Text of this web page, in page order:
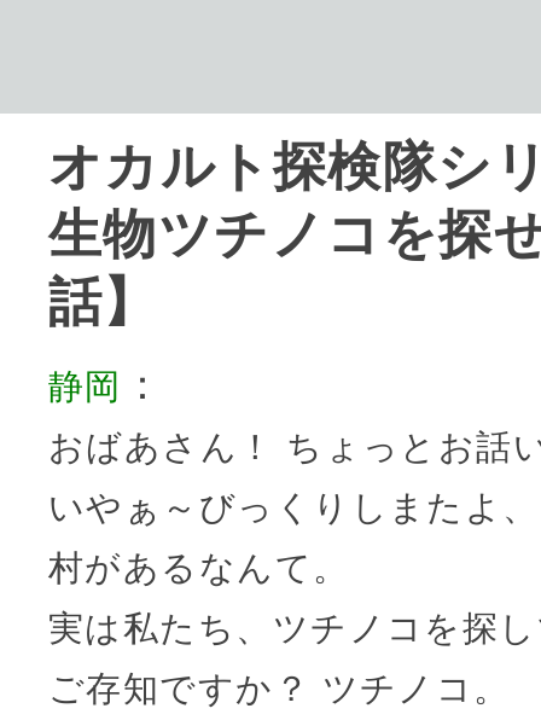
オカルト探検隊シ
生物ツチノコを探
話】
静岡 ：
おばあさん！ ちょっとお話
いやぁ～びっくりしまたよ
村があるなんて。
実は私たち、ツチノコを探
ご存知ですか？ ツチノコ。